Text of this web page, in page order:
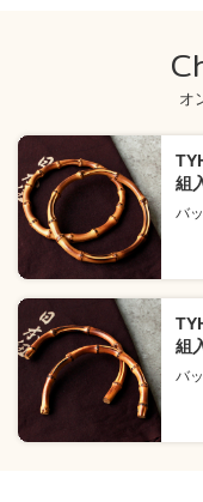
オ
組
バ
組
バ